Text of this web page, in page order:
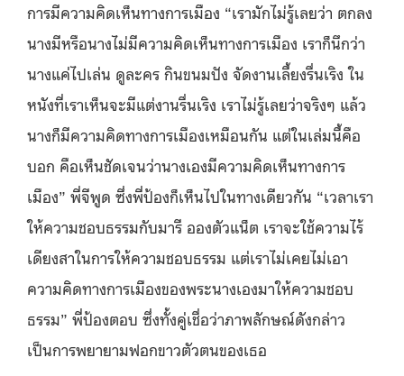
การมีความคิดเห็นทางการเมือง “เรามักไม่รู้เลยว่า ตกลง
นางมีหรือนางไม่มีความคิดเห็นทางการเมือง เราก็นึกว่า
นางแค่ไปเล่น ดูละคร กินขนมปัง จัดงานเลี้ยงรื่นเริง ใน
หนังที่เราเห็นจะมีแต่งานรื่นเริง เราไม่รู้เลยว่าจริงๆ แล้ว
นางก็มีความคิดทางการเมืองเหมือนกัน แต่ในเล่มนี้คือ
บอก คือเห็นชัดเจนว่านางเองมีความคิดเห็นทางการ
เมือง” พี่จีพูด ซึ่งพี่ป้องก็เห็นไปในทางเดียวกัน “เวลาเรา
ให้ความชอบธรรมกับมารี อองตัวแน็ต เราจะใช้ความไร้
เดียงสาในการให้ความชอบธรรม แต่เราไม่เคยไม่เอา
ความคิดทางการเมืองของพระนางเองมาให้ความชอบ
ธรรม” พี่ป้องตอบ ซึ่งทั้งคู่เชื่อว่าภาพลักษณ์ดังกล่าว
เป็นการพยายามฟอกขาวตัวตนของเธอ